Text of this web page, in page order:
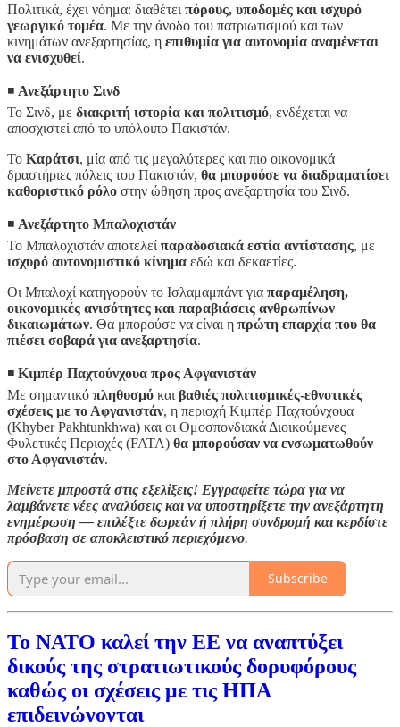
Πολιτικά, έχει νόημα: διαθέτει πόρους, υποδομές και ισχυρό
γεωργικό τομέα. Με την άνοδο του πατριωτισμού και των
κινημάτων ανεξαρτησίας, η επιθυμία για αυτονομία αναμένεται
να ενισχυθεί.
◾️ Ανεξάρτητο Σινδ
Το Σινδ, με διακριτή ιστορία και πολιτισμό, ενδέχεται να
αποσχιστεί από το υπόλοιπο Πακιστάν.
To Καράτσι, μία από τις μεγαλύτερες και πιο οικονομικά
δραστήριες πόλεις του Πακιστάν, θα μπορούσε να διαδραματίσει
καθοριστικό ρόλο στην ώθηση προς ανεξαρτησία του Σινδ.
◾️ Ανεξάρτητο Μπαλοχιστάν
Το Μπαλοχιστάν αποτελεί παραδοσιακά εστία αντίστασης, με
ισχυρό αυτονομιστικό κίνημα εδώ και δεκαετίες.
Οι Μπαλοχί κατηγορούν το Ισλαμαμπάντ για παραμέληση,
οικονομικές ανισότητες και παραβιάσεις ανθρωπίνων
δικαιωμάτων. Θα μπορούσε να είναι η πρώτη επαρχία που θα
πιέσει σοβαρά για ανεξαρτησία.
◾️ Κιμπέρ Παχτούνχουα προς Αφγανιστάν
Με σημαντικό πληθυσμό και βαθιές πολιτισμικές-εθνοτικές
σχέσεις με το Αφγανιστάν, η περιοχή Κιμπέρ Παχτούνχουα
(Khyber Pakhtunkhwa) και οι Ομοσπονδιακά Διοικούμενες
Φυλετικές Περιοχές (FATA) θα μπορούσαν να ενσωματωθούν
στο Αφγανιστάν.
Μείνετε μπροστά στις εξελίξεις! Εγγραφείτε τώρα για να
λαμβάνετε νέες αναλύσεις και να υποστηρίξετε την ανεξάρτητη
ενημέρωση — επιλέξτε δωρεάν ή πλήρη συνδρομή και κερδίστε
πρόσβαση σε αποκλειστικό περιεχόμενο.
Subscribe
Το NATO καλεί την ΕΕ να αναπτύξει
δικούς της στρατιωτικούς δορυφόρους
καθώς οι σχέσεις με τις ΗΠΑ
επιδεινώνονται